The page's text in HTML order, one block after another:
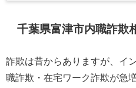
千葉県富津市内職詐欺
詐欺は昔からありますが、イ
職詐欺・在宅ワーク詐欺が急